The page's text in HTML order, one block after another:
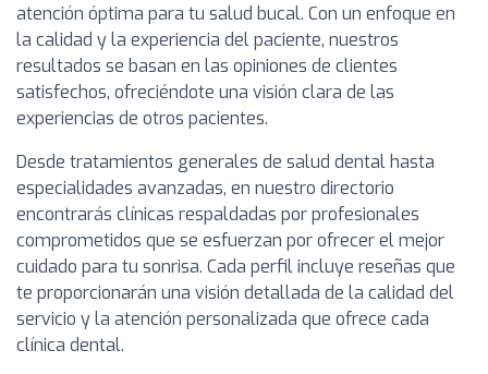
atención óptima para tu salud bucal. Con un enfoque en
la calidad y la experiencia del paciente, nuestros
resultados se basan en las opiniones de clientes
satisfechos, ofreciéndote una visión clara de las
experiencias de otros pacientes.
Desde tratamientos generales de salud dental hasta
especialidades avanzadas, en nuestro directorio
encontrarás clínicas respaldadas por profesionales
comprometidos que se esfuerzan por ofrecer el mejor
cuidado para tu sonrisa. Cada perfil incluye reseñas que
te proporcionarán una visión detallada de la calidad del
servicio y la atención personalizada que ofrece cada
clínica dental.